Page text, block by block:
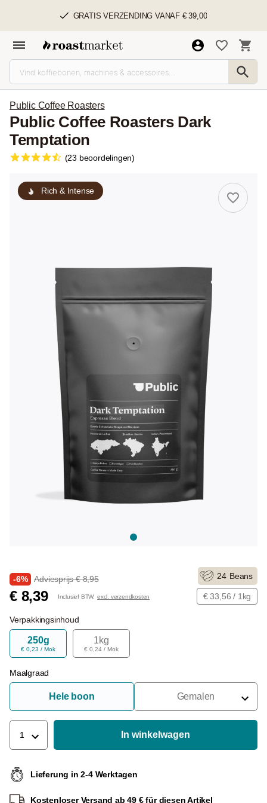
GRATIS VERZENDING VANAF € 39,00
Public Coffee Roasters
Public Coffee Roasters Dark
Temptation
(23 beoordelingen)
Rich & Intense
-6% Adviesprijs € 8,95
€ 8,39 Inclusief BTW. excl. verzendkosten
24 Beans
€ 33,56 / 1kg
Verpakkingsinhoud
250g
€ 0,23 / Mok
1kg
€ 0,24 / Mok
Maalgraad
Hele boon Gemalen
Voor Portafilter
1 In winkelwagen
Lieferung in 2-4 Werktagen
Kostenloser Versand ab 49 € für diesen Artikel